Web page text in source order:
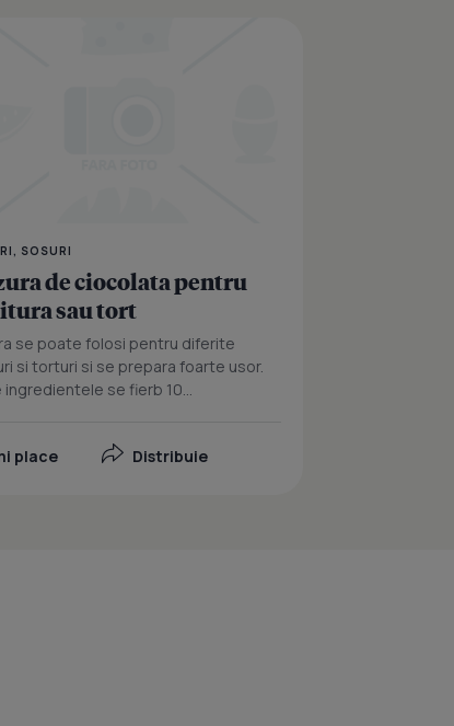
SOSURI
de ciocolata pentru
sau tort
se poate folosi pentru diferite
si torturi si se prepara foarte usor.
ingredientele se fierb 10...
place Distribuie